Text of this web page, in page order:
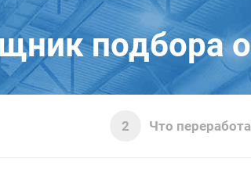
подбора
Что